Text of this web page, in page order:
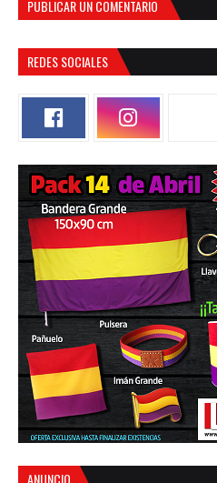
PUBLICAR UN COMENTARIO
REDES SOCIALES